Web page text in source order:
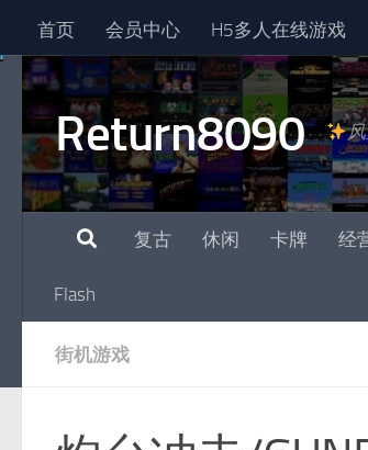
跳至内容
首页 会员中心 H5多人在线游戏
Return8090
复古 休闲 卡牌 经
Flash
街机游戏